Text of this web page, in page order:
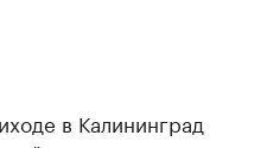
в Калининград